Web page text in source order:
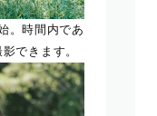
。時間内であ
できます。